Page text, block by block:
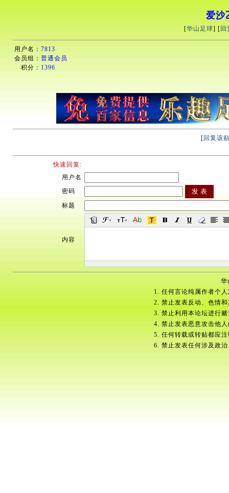
爱沙
[华山足球] [ 回
用户名： 7813
会员组： 普通会员
积分： 1396
[ 回复该
快速回复:
用户名
密码
标题
内容
华
1. 任何言论纯属作者个
2. 禁止发表反动、色情
3. 禁止利用本论坛进行
4. 禁止发表恶意攻击他
5. 任何转载或转贴都应
6. 禁止发表任何涉及政